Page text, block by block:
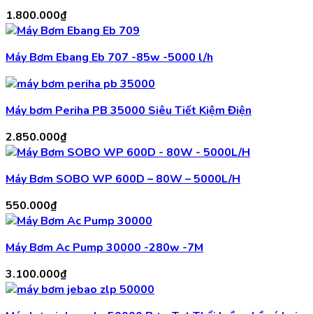
1.800.000₫
Máy Bơm Ebang Eb 707 -85w -5000 l/h
Máy bơm Periha PB 35000 Siêu Tiết Kiệm Điện
2.850.000₫
Máy Bơm SOBO WP 600D – 80W – 5000L/H
550.000₫
Máy Bơm Ac Pump 30000 -280w -7M
3.100.000₫